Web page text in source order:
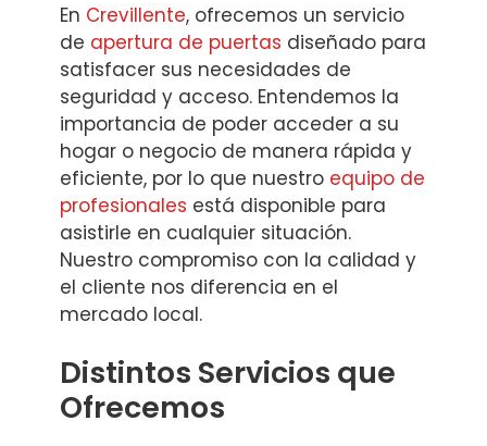
En Crevillente, ofrecemos un servicio
de apertura de puertas diseñado para
satisfacer sus necesidades de
seguridad y acceso. Entendemos la
importancia de poder acceder a su
hogar o negocio de manera rápida y
eficiente, por lo que nuestro equipo de
profesionales está disponible para
asistirle en cualquier situación.
Nuestro compromiso con la calidad y
el cliente nos diferencia en el
mercado local.
Distintos Servicios que
Ofrecemos